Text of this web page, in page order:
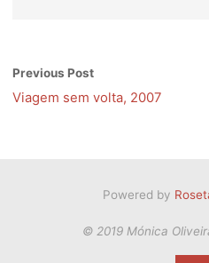
Previous Post
Viagem sem volta, 2007
Powered by
© 2019 Mónica